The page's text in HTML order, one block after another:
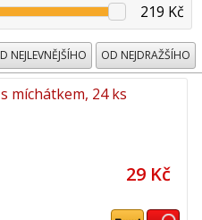
219 Kč
NEJLEVNĚJŠÍHO OD NEJDRAŽŠÍHO
míchátkem, 24 ks
29 Kč